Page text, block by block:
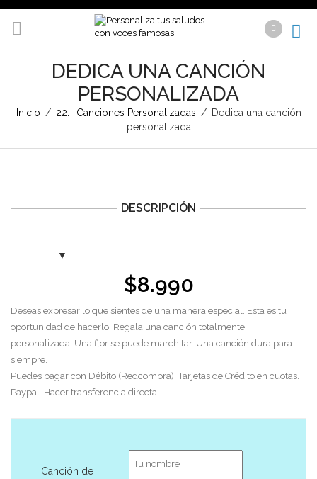
DEDICA UNA CANCIÓN
PERSONALIZADA
Inicio / 22.- Canciones Personalizadas / Dedica una canción
personalizada
DESCRIPCIÓN
$8.990
Deseas expresar lo que sientes de una manera especial. Esta es tu
oportunidad de hacerlo. Regala una canción totalmente
personalizada. Una flor se puede marchitar. Una canción dura para
siempre.
Puedes pagar con Débito (Redcompra). Tarjetas de Crédito en cuotas.
Paypal. Hacer transferencia directa.
Canción de